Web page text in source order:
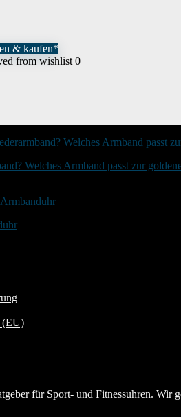
& kaufen*
from wishlist 0
Welches Armband passt zur
(EU)
für Sport- und Fitnessuhren. Wir